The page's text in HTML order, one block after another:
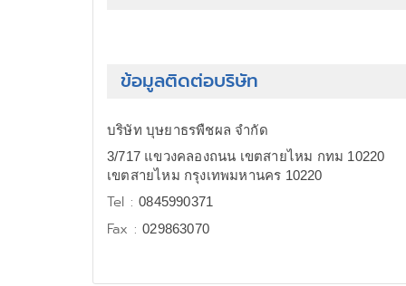
ข้อมูลติดต่อบริษัท
บริษัท บุษยาธรพืชผล จำกัด
3/717 แขวงคลองถนน เขตสายไหม กทม 10220
เขตสายไหม กรุงเทพมหานคร 10220
Tel :0845990371
Fax :029863070